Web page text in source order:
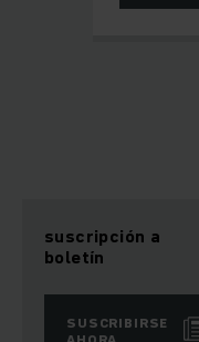
suscripción a
boletín
SUSCRIBIRSE